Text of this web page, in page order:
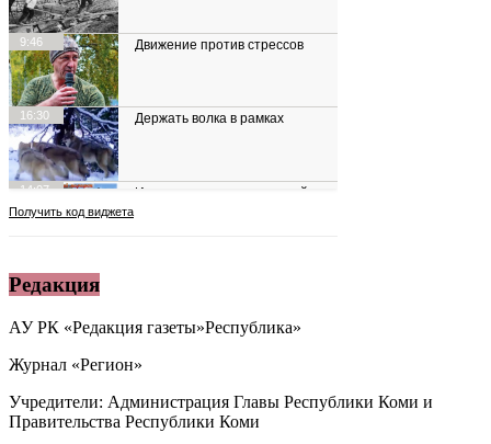
Редакция
АУ РК «Редакция газеты»Республика»
Журнал «Регион»
Учредители: Администрация Главы Республики Коми и
Правительства Республики Коми